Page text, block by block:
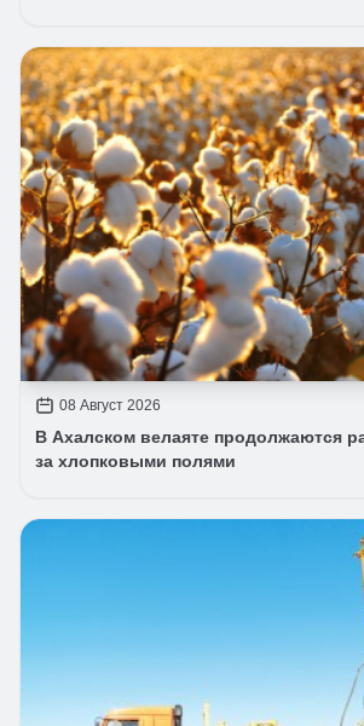
08 Август 2026
В Ахалском велаяте продолжаются
за хлопковыми полями